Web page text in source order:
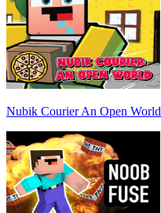
Nubik Courier An Open World